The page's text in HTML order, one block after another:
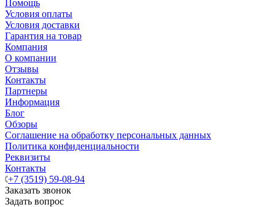
Помощь
Условия оплаты
Условия доставки
Гарантия на товар
Компания
О компании
Отзывы
Контакты
Партнеры
Информация
Блог
Обзоры
Соглашение на обработку персональных данных
Политика конфиденциальности
Реквизиты
Контакты
+7 (3519) 59-08-94
Заказать звонок
Задать вопрос